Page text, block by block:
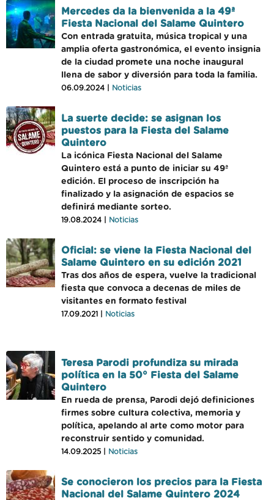
Mercedes da la bienvenida a la 49ª
Fiesta Nacional del Salame Quintero
Con entrada gratuita, música tropical y una
amplia oferta gastronómica, el evento insignia
de la ciudad promete una noche inaugural
llena de sabor y diversión para toda la familia.
06.09.2024 | Noticias
La suerte decide: se asignan los
puestos para la Fiesta del Salame
Quintero
La icónica Fiesta Nacional del Salame
Quintero está a punto de iniciar su 49ª
edición. El proceso de inscripción ha
finalizado y la asignación de espacios se
definirá mediante sorteo.
19.08.2024 | Noticias
Oficial: se viene la Fiesta Nacional del
Salame Quintero en su edición 2021
Tras dos años de espera, vuelve la tradicional
fiesta que convoca a decenas de miles de
visitantes en formato festival
17.09.2021 | Noticias
Teresa Parodi profundiza su mirada
política en la 50° Fiesta del Salame
Quintero
En rueda de prensa, Parodi dejó definiciones
firmes sobre cultura colectiva, memoria y
política, apelando al arte como motor para
reconstruir sentido y comunidad.
14.09.2025 | Noticias
Se conocieron los precios para la Fiesta
Nacional del Salame Quintero 2024